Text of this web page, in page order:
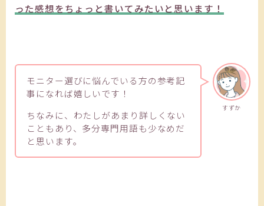
った感想をちょっと書いてみたいと思います！
すずか
モニター選びに悩んでいる方の参考記
事になれば嬉しいです！
ちなみに、わたしがあまり詳しくない
こともあり、多分専門用語も少なめだ
と思います。